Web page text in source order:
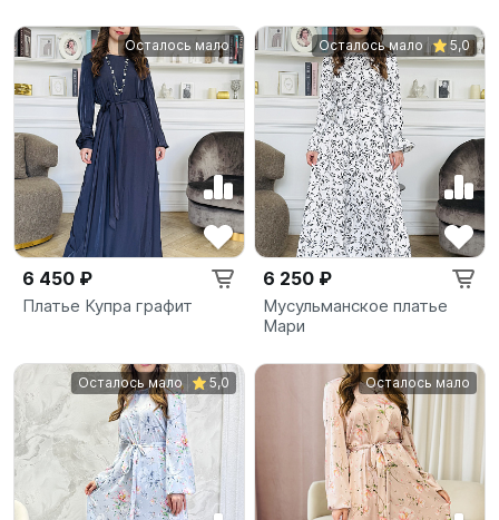
Осталось мало
6 450 ₽
Платье Купра графит
Осталось мало 5,0
6 250 ₽
Мусульманское платье
Мари
Осталось мало 5,0 Осталось мало